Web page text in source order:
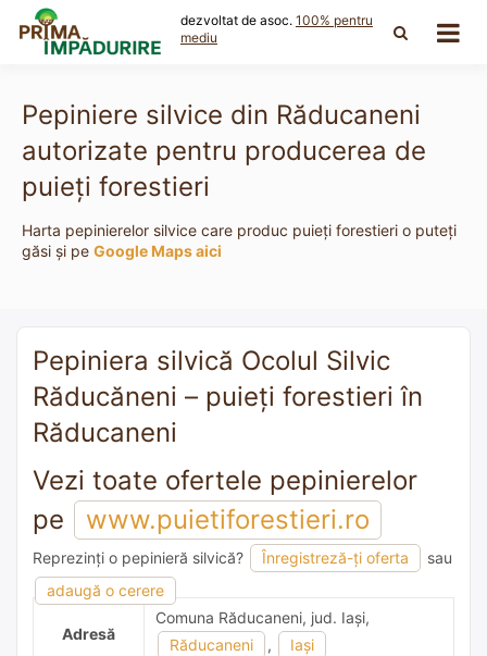
content
dezvoltat de asoc. 100% pentru
mediu
Pepiniere silvice din Răducaneni
autorizate pentru producerea de
puieți forestieri
Harta pepinierelor silvice care produc puieți forestieri o puteți
găsi și pe Google Maps aici
Pepiniera silvică Ocolul Silvic
Răducăneni – puieți forestieri în
Răducaneni
Vezi toate ofertele pepinierelor
pe
www.puietiforestieri.ro
Reprezinți o pepinieră silvică? Înregistreză-ți oferta
sau
adaugă o cerere
adaugă o recomandare
Adresă
Comuna Răducaneni, jud. Iaşi,
Răducaneni
, Iaşi